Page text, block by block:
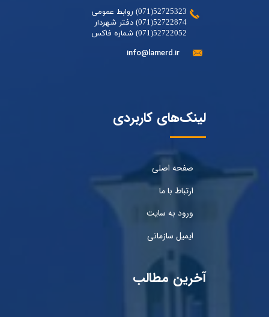
52725323(071) روابط عمومی
52722874(071) دفتر شهردار
52722052(071) شماره فاکس
info@lamerd.ir
لینک‌های کاربردی
صفحه اصلی
ارتباط با ما
ورود به سایت
ایمیل سازمانی
آخرین مطالب